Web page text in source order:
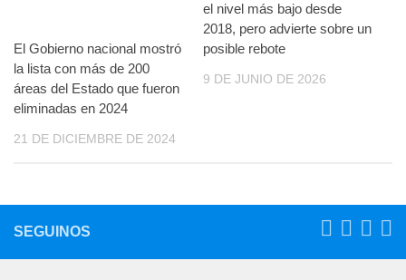
El Gobierno nacional mostró
la lista con más de 200
áreas del Estado que fueron
eliminadas en 2024
21 DE DICIEMBRE DE 2024
el nivel más bajo desde
2018, pero advierte sobre un
posible rebote
9 DE JUNIO DE 2026
SEGUINOS